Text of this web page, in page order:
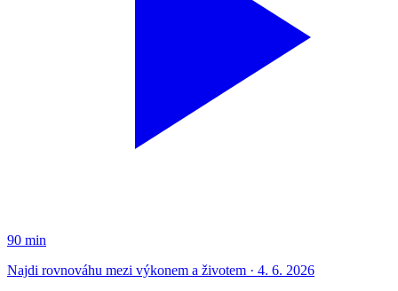
90 min
Najdi rovnováhu mezi výkonem a životem · 4. 6. 2026